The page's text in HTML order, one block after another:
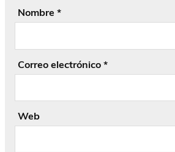
Nombre *
Correo electrónico *
Web